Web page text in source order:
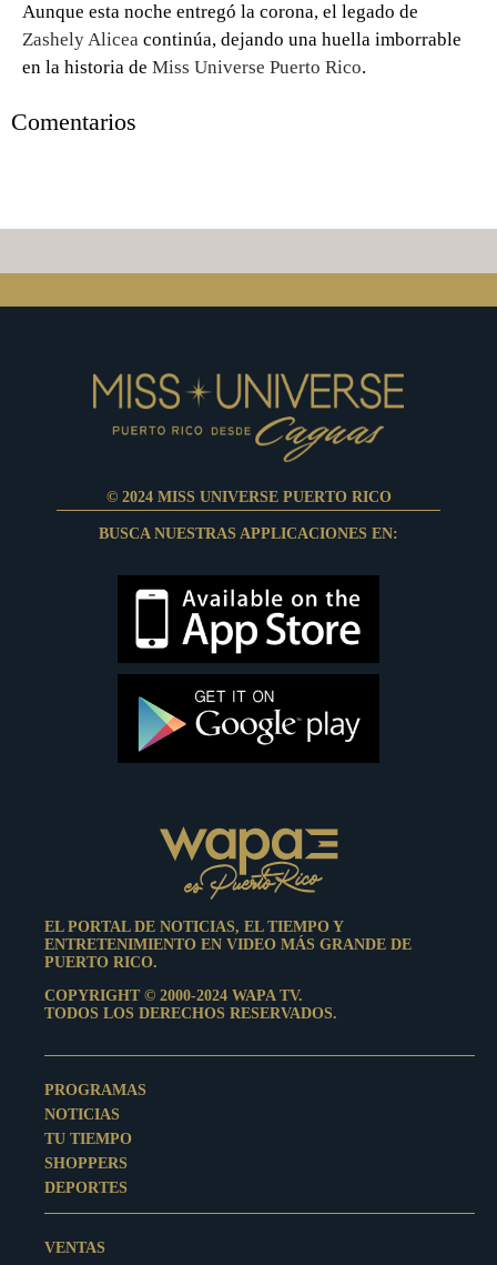
Aunque esta noche entregó la corona, el legado de
Zashely Alicea continúa, dejando una huella imborrable
en la historia de Miss Universe Puerto Rico.
Comentarios
© 2024 MISS UNIVERSE PUERTO RICO
BUSCA NUESTRAS APPLICACIONES EN:
EL PORTAL DE NOTICIAS, EL TIEMPO Y
ENTRETENIMIENTO EN VIDEO MÁS GRANDE DE
PUERTO RICO.
COPYRIGHT © 2000-2024 WAPA TV.
TODOS LOS DERECHOS RESERVADOS.
PROGRAMAS
NOTICIAS
TU TIEMPO
SHOPPERS
DEPORTES
VENTAS